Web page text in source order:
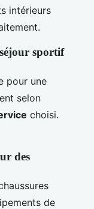
intérieurs
sportif
pour une
selon
choisi.
des
de